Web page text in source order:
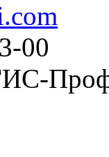
00